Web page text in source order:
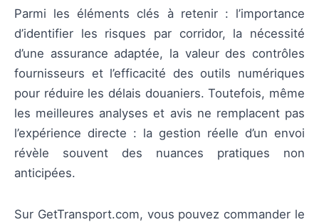
Parmi les éléments clés à retenir : l’importance
d’identifier les risques par corridor, la nécessité
d’une assurance adaptée, la valeur des contrôles
fournisseurs et l’efficacité des outils numériques
pour réduire les délais douaniers. Toutefois, même
les meilleures analyses et avis ne remplacent pas
l’expérience directe : la gestion réelle d’un envoi
révèle souvent des nuances pratiques non
anticipées.
Sur GetTransport.com, vous pouvez commander le